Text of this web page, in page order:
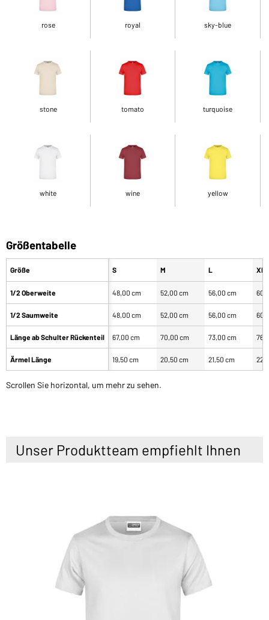
rose royal sky-blue
stone tomato turquoise
white wine yellow
Größentabelle
Größe
1/2 Oberweite
1/2 Saumweite
Länge ab Schulter Rückenteil
Ärmel Länge
S M L XL
48,00 cm 52,00 cm 56,00 cm
48,00 cm 52,00 cm 56,00 cm
67,00 cm 70,00 cm 73,00 cm
19,50 cm 20,50 cm 21,50 cm
Scrollen Sie horizontal, um mehr zu sehen.
Unser Produktteam empfiehlt Ihnen